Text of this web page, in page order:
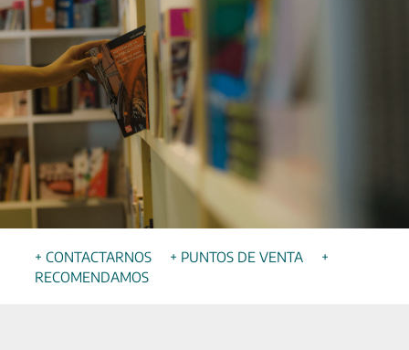
+ CONTACTARNOS + PUNTOS DE VENTA
+
RECOMENDAMOS